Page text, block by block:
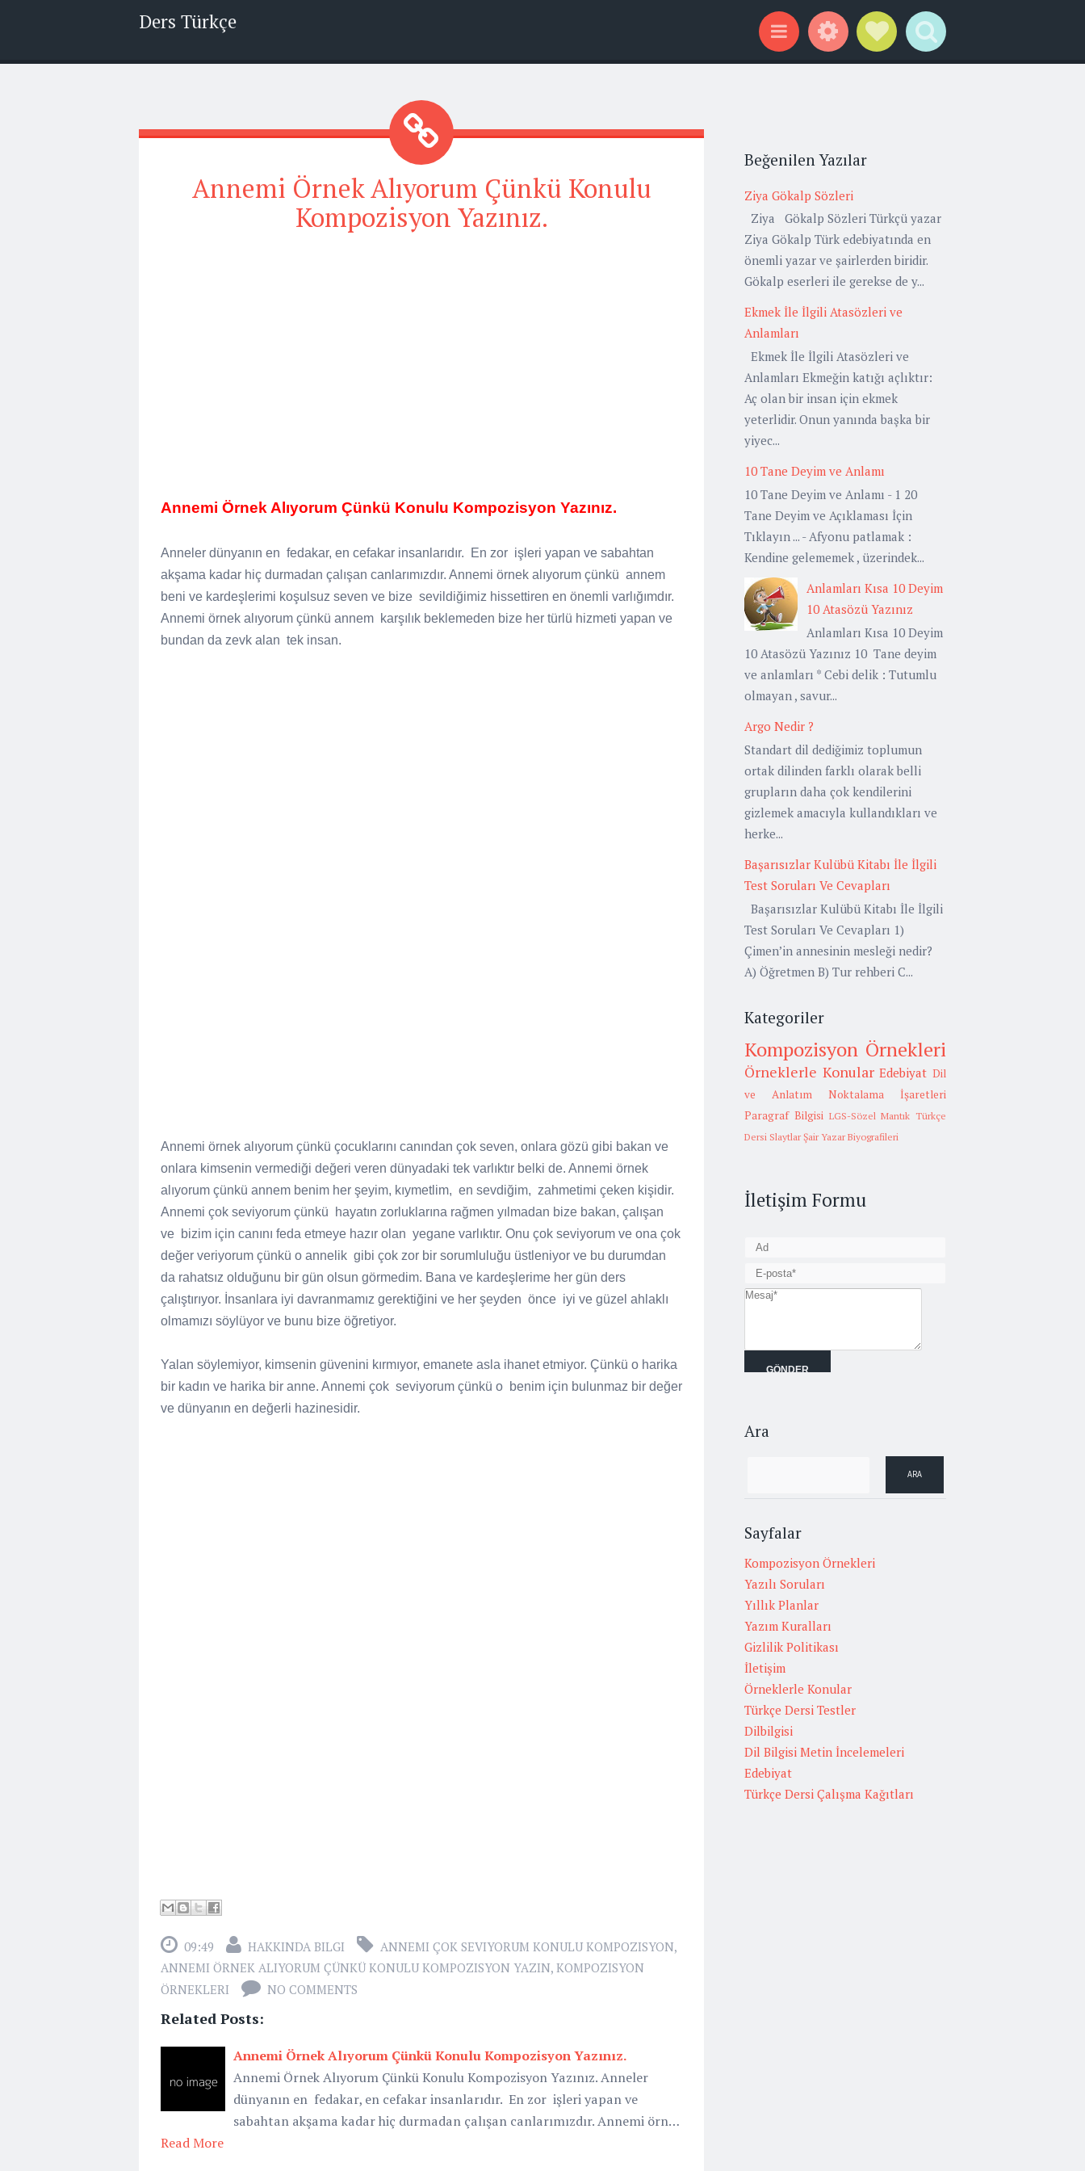
Ders Türkçe
Menu WidgetsSocial Links
Search
Annemi Örnek Alıyorum Çünkü Konulu
Kompozisyon Yazınız.
Annemi Örnek Alıyorum Çünkü Konulu Kompozisyon Yazınız.
Anneler dünyanın en fedakar, en cefakar insanlarıdır. En zor işleri yapan ve sabahtan
akşama kadar hiç durmadan çalışan canlarımızdır. Annemi örnek alıyorum çünkü annem
beni ve kardeşlerimi koşulsuz seven ve bize sevildiğimiz hissettiren en önemli varlığımdır.
Annemi örnek alıyorum çünkü annem karşılık beklemeden bize her türlü hizmeti yapan ve
bundan da zevk alan tek insan.
Annemi örnek alıyorum çünkü çocuklarını canından çok seven, onlara gözü gibi bakan ve
onlara kimsenin vermediği değeri veren dünyadaki tek varlıktır belki de. Annemi örnek
alıyorum çünkü annem benim her şeyim, kıymetlim, en sevdiğim, zahmetimi çeken kişidir.
Annemi çok seviyorum çünkü
hayatın zorluklarına rağmen yılmadan bize bakan, çalışan
ve bizim için canını feda etmeye hazır olan yegane varlıktır. Onu çok seviyorum ve ona çok
değer veriyorum çünkü o annelik gibi çok zor bir sorumluluğu üstleniyor ve bu durumdan
da rahatsız olduğunu bir gün olsun görmedim. Bana ve kardeşlerime her gün ders
çalıştırıyor. İnsanlara iyi davranmamız gerektiğini ve her şeyden önce iyi ve güzel ahlaklı
olmamızı söylüyor ve bunu bize öğretiyor.
Yalan söylemiyor, kimsenin güvenini kırmıyor, emanete asla ihanet etmiyor. Çünkü o harika
bir kadın ve harika bir anne. Annemi çok seviyorum çünkü o benim için bulunmaz bir değer
ve dünyanın en değerli hazinesidir.
09:49 HAKKINDA BILGI ANNEMI ÇOK SEVIYORUM KONULU KOMPOZISYON,
ANNEMI ÖRNEK ALIYORUM ÇÜNKÜ KONULU KOMPOZISYON YAZIN, KOMPOZISYON
ÖRNEKLERI
NO COMMENTS
Related Posts:
Annemi Örnek Alıyorum Çünkü Konulu Kompozisyon Yazınız.
Annemi Örnek Alıyorum Çünkü Konulu Kompozisyon Yazınız. Anneler
dünyanın en fedakar, en cefakar insanlarıdır. En zor işleri yapan ve
sabahtan akşama kadar hiç durmadan çalışan canlarımızdır. Annemi örn…
Read More
Beğenilen Yazılar
Ziya Gökalp Sözleri
Ziya Gökalp Sözleri Türkçü yazar
Ziya Gökalp Türk edebiyatında en
önemli yazar ve şairlerden biridir.
Gökalp eserleri ile gerekse de y...
Ekmek İle İlgili Atasözleri ve
Anlamları
Ekmek İle İlgili Atasözleri ve
Anlamları Ekmeğin katığı açlıktır:
Aç olan bir insan için ekmek
yeterlidir. Onun yanında başka bir
yiyec...
10 Tane Deyim ve Anlamı
10 Tane Deyim ve Anlamı - 1 20
Tane Deyim ve Açıklaması İçin
Tıklayın ... - Afyonu patlamak :
Kendine gelememek , üzerindek...
Anlamları Kısa 10 Deyim
10 Atasözü Yazınız
Anlamları Kısa 10 Deyim
10 Atasözü Yazınız 10 Tane deyim
ve anlamları * Cebi delik : Tutumlu
olmayan , savur...
Argo Nedir ?
Standart dil dediğimiz toplumun
ortak dilinden farklı olarak belli
grupların daha çok kendilerini
gizlemek amacıyla kullandıkları ve
herke...
Başarısızlar Kulübü Kitabı İle İlgili
Test Soruları Ve Cevapları
Başarısızlar Kulübü Kitabı İle İlgili
Test Soruları Ve Cevapları 1)
Çimen’in annesinin mesleği nedir?
A) Öğretmen B) Tur rehberi C...
Kategoriler
Kompozisyon Örnekleri
Örneklerle Konular Edebiyat Dil
ve Anlatım
Noktalama İşaretleri
Paragraf Bilgisi LGS-Sözel Mantık Türkçe
Dersi Slaytlar Şair Yazar Biyografileri
İletişim Formu
Ara
Sayfalar
Kompozisyon Örnekleri
Yazılı Soruları
Yıllık Planlar
Yazım Kuralları
Gizlilik Politikası
İletişim
Örneklerle Konular
Türkçe Dersi Testler
Dilbilgisi
Dil Bilgisi Metin İncelemeleri
Edebiyat
Türkçe Dersi Çalışma Kağıtları